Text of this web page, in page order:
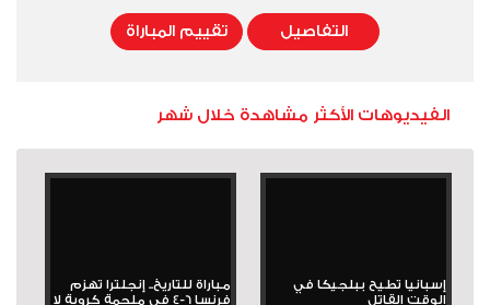
التفاصيل تقييم المباراة
الفيديوهات الأكثر مشاهدة خلال شهر
إسبانيا تطيح ببلجيكا في
الوقت القاتل
مباراة للتاريخ.. إنجلترا تهزم
فرنسا 6-4 في ملحمة كروية لا